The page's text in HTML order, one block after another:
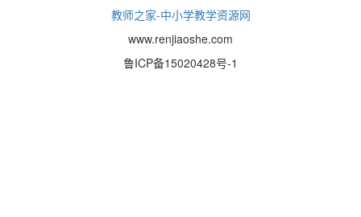
教师之家-中小学教学资源网
www.renjiaoshe.com
鲁ICP备15020428号-1